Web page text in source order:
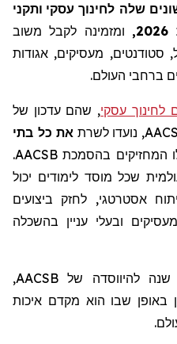
שלה לחינוך עסקי ותקני
ומזמינה לקבלמשוב
סטודנטים, מעסיקים, אגודות
ברחבי העולם.
לחינוך עסקי, שהם עדכון של
, נועדו לשרת את כל בתי
המחזיקים בהסמכת AACSB
.
שכל מוסד לימודים יכול
אסטרטגי, לחזק ביצועים
ובעלי עניין בהשכלה
ה של AACSB
,
שבו הוא מקדם איכות